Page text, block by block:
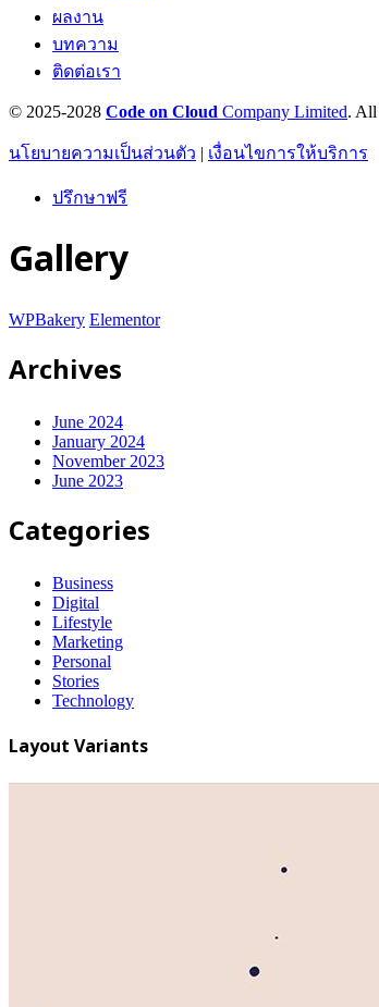
ผลงาน
บทความ
ติดต่อเรา
© 2025-2028 Code on Cloud Company Limited. All
นโยบายความเป็นส่วนตัว | เงื่อนไขการให้บริการ
ปรึกษาฟรี
Gallery
WPBakery Elementor
Archives
June 2024
January 2024
November 2023
June 2023
Categories
Business
Digital
Lifestyle
Marketing
Personal
Stories
Technology
Layout Variants